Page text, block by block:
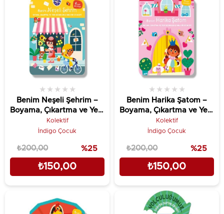
Benim Neşeli Şehrim –
Boyama, Çıkartma ve Yeni
Kelimelerle Dolu Bir Oyun
Evi (6 sayfa çıkartmasıyla)
★ ★ ★ ★ ★
Kolektif
İndigo Çocuk
₺150,00
₺200,00 %25
Benim Harika Şatom –
Boyama, Çıkartma ve Yeni
Kelimelerle Dolu Bir Oyun
Evi (6 sayfa çıkartmasıyla)
★ ★ ★ ★ ★
Kolektif
İndigo Çocuk
₺150,00
₺200,00 %25